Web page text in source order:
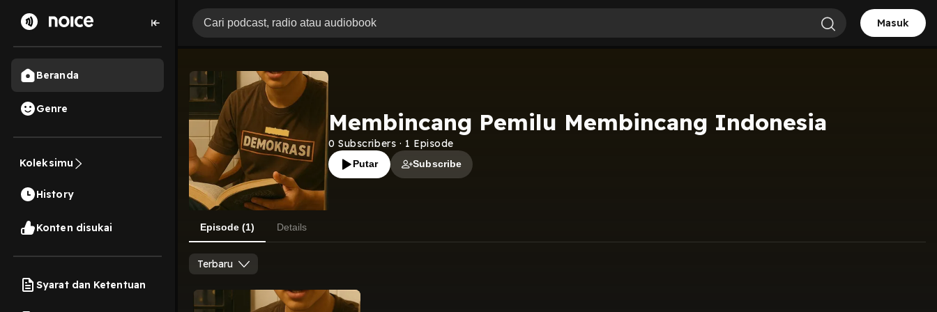
Beranda
Genre
Koleksimu
History
Konten disukai
Syarat dan Ketentuan
Masuk
Membincang Pemilu Membincang Indonesia
0 Subscribers · 1 Episode
Putar Subscribe
Episode (1) Details
Terbaru